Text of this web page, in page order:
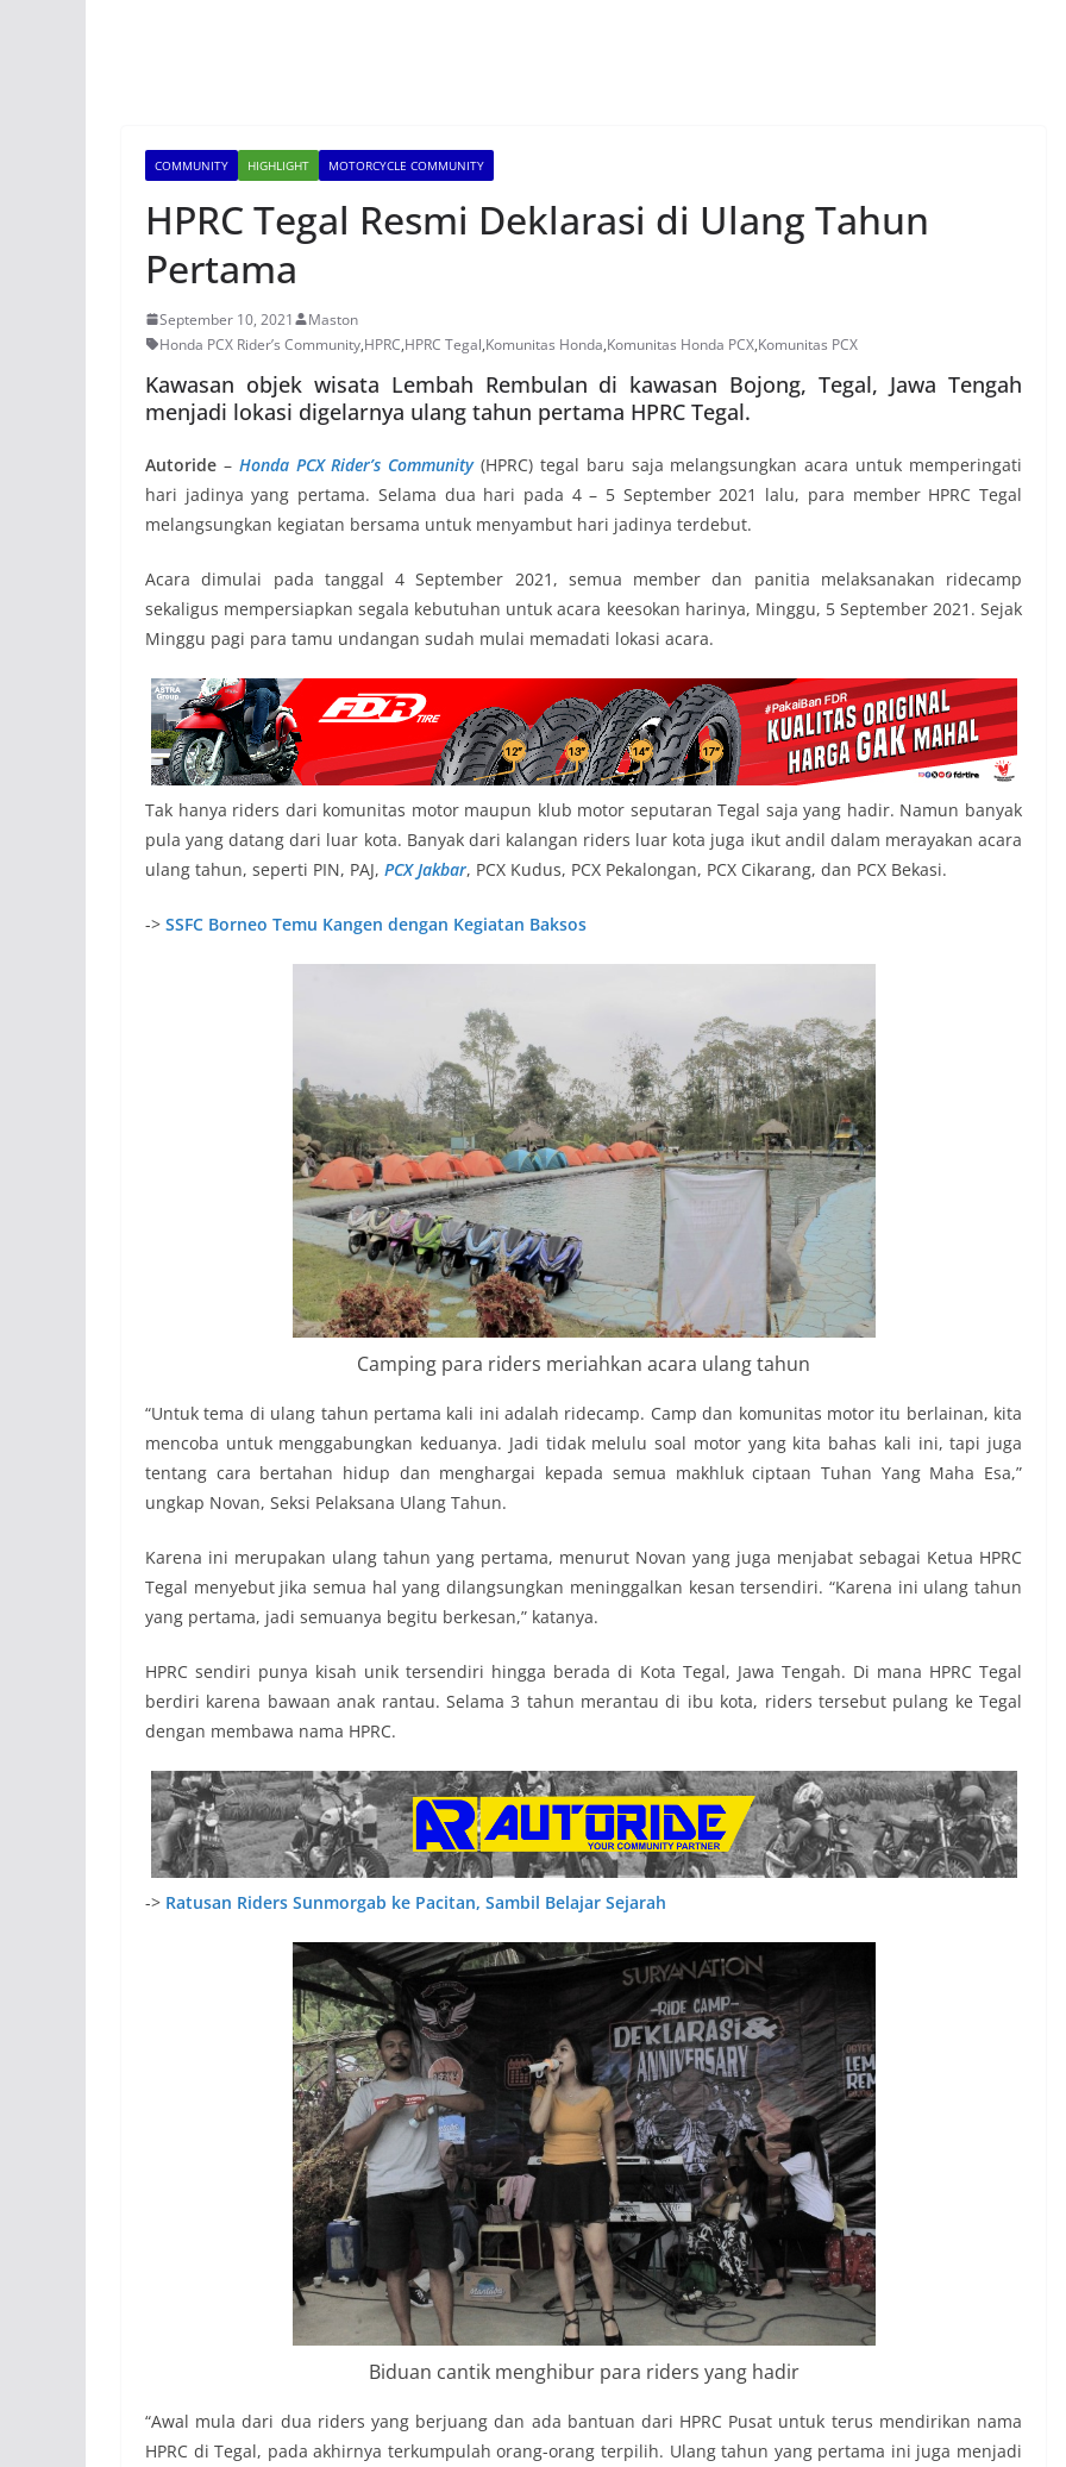
COMMUNITY HIGHLIGHT MOTORCYCLE COMMUNITY
HPRC Tegal Resmi Deklarasi di Ulang Tahun
Pertama
September 10, 2021
Maston
Honda PCX Rider’s Community,HPRC,HPRC Tegal,Komunitas Honda,Komunitas Honda PCX,Komunitas PCX
Kawasan objek wisata Lembah Rembulan di kawasan Bojong, Tegal, Jawa Tengah
menjadi lokasi digelarnya ulang tahun pertama HPRC Tegal.
Autoride – Honda PCX Rider’s Community(HPRC) tegal baru saja melangsungkan acara untuk memperingati
hari jadinya yang pertama. Selama dua hari pada 4 – 5 September 2021 lalu, para member HPRC Tegal
melangsungkan kegiatan bersama untuk menyambut hari jadinya terdebut.
Acara dimulai pada tanggal 4 September 2021, semua member dan panitia melaksanakan ridecamp
sekaligus mempersiapkan segala kebutuhan untuk acara keesokan harinya, Minggu, 5 September 2021. Sejak
Minggu pagi para tamu undangan sudah mulai memadati lokasi acara.
Tak hanya riders dari komunitas motor maupun klub motor seputaran Tegal saja yang hadir. Namun banyak
pula yang datang dari luar kota. Banyak dari kalangan riders luar kota juga ikut andil dalam merayakan acara
ulang tahun, seperti PIN, PAJ, PCX Jakbar, PCX Kudus, PCX Pekalongan, PCX Cikarang, dan PCX Bekasi.
-> SSFC Borneo Temu Kangen dengan Kegiatan Baksos
Camping para riders meriahkan acara ulang tahun
“Untuk tema di ulang tahun pertama kali ini adalah ridecamp. Camp dan komunitas motor itu berlainan, kita
mencoba untuk menggabungkan keduanya. Jadi tidak melulu soal motor yang kita bahas kali ini, tapi juga
tentang cara bertahan hidup dan menghargai kepada semua makhluk ciptaan Tuhan Yang Maha Esa,”
ungkap Novan, Seksi Pelaksana Ulang Tahun.
Karena ini merupakan ulang tahun yang pertama, menurut Novan yang juga menjabat sebagai Ketua HPRC
Tegal menyebut jika semua hal yang dilangsungkan meninggalkan kesan tersendiri. “Karena ini ulang tahun
yang pertama, jadi semuanya begitu berkesan,” katanya.
HPRC sendiri punya kisah unik tersendiri hingga berada di Kota Tegal, Jawa Tengah. Di mana HPRC Tegal
berdiri karena bawaan anak rantau. Selama 3 tahun merantau di ibu kota, riders tersebut pulang ke Tegal
dengan membawa nama HPRC.
-> Ratusan Riders Sunmorgab ke Pacitan, Sambil Belajar Sejarah
Biduan cantik menghibur para riders yang hadir
“Awal mula dari dua riders yang berjuang dan ada bantuan dari HPRC Pusat untuk terus mendirikan nama
HPRC di Tegal, pada akhirnya terkumpulah orang-orang terpilih. Ulang tahun yang pertama ini juga menjadi